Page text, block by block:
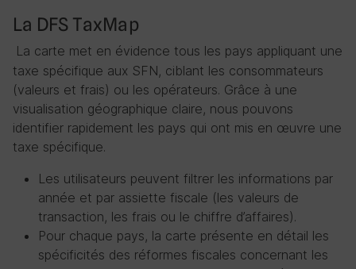
La DFS TaxMap
La carte met en évidence tous les pays appliquant une
taxe spécifique aux SFN, ciblant les consommateurs
(valeurs et frais) ou les opérateurs. Grâce à une
visualisation géographique claire, nous pouvons
identifier rapidement les pays qui ont mis en œuvre une
taxe spécifique.
Les utilisateurs peuvent filtrer les informations par
année et par assiette fiscale (les valeurs de
transaction, les frais ou le chiffre d’affaires).
Pour chaque pays, la carte présente en détail les
spécificités des réformes fiscales concernant les